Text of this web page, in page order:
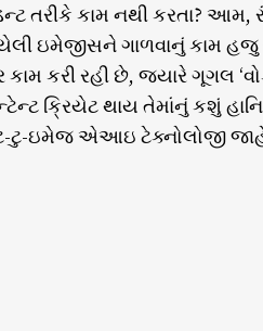
તરીકે કામ નથી કરતા?
ગયેલી ઇમેજીસને ગાળવાનું
કરી રહી છે, જ્યારે ગૂગલ
ક્રિયેટ થાય તેમાંનું કશું
ટુ-ઇમેજ એઆઇ ટેક્નોલોજી